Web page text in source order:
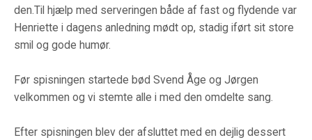
den.Til hjælp med serveringen både af fast og flydende var
Henriette i dagens anledning mødt op, stadig iført sit store
smil og gode humør.
Før spisningen startede bød Svend Åge og Jørgen
velkommen og vi stemte alle i med den omdelte sang.
Efter spisningen blev der afsluttet med en dejlig dessert